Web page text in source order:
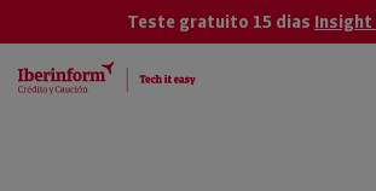
Teste gratuito 15 dias Insight